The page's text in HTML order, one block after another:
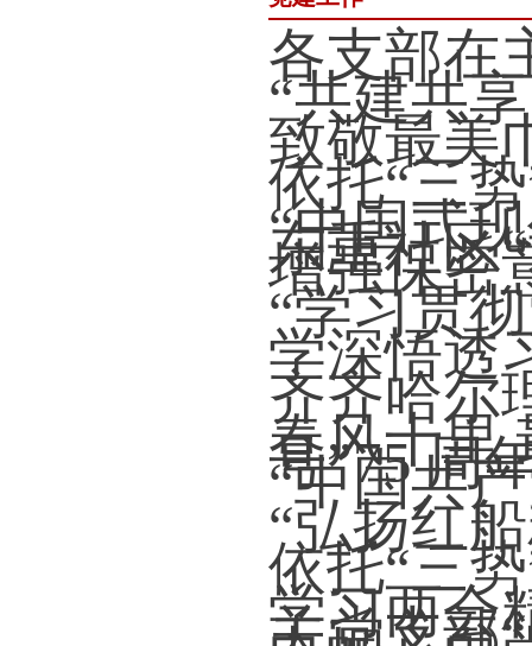
各支部在
“共建共
致敬最美
依托“三
东重社区
“中国式
增强保密
“学习贯
学深悟透
齐齐哈尔
号”75 周
春风十里
“中国共
“弘扬红
依托“三
学习两会